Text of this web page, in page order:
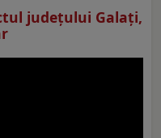
judeţului Galaţi,